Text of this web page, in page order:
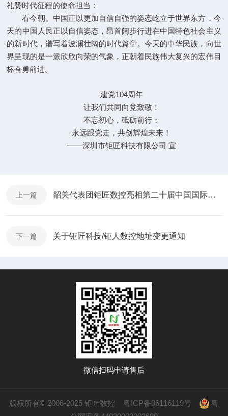
礼赞时代征程的使命担当：
看今朝。中国正以更加自信自强的姿态屹立于世界东方，今
天的中国人民正以自信姿态，昂首阔步行进在中国特色社会主义
的新时代，谱写着波澜壮阔的时代篇章。今天的中华民族，向世
界呈现的是一派欣欣向荣的气象，正朝着民族伟大复兴的宏伟目
标奋勇前进。
建党104周年
让我们共同向党致敬！
不忘初心，砥砺前行；
永远跟党走，共创辉煌未来！
——深圳市钜匠科技有限公司 宣
上一篇 韶关代表团钜匠数控亮相第二十届中国国际中小企业博览会
下一篇 关于钜匠科技/钜人数控地址变更通知
微信扫码申请售后
版权所有© 2006-2025 钜匠数控 粤ICP备06116119号
粤